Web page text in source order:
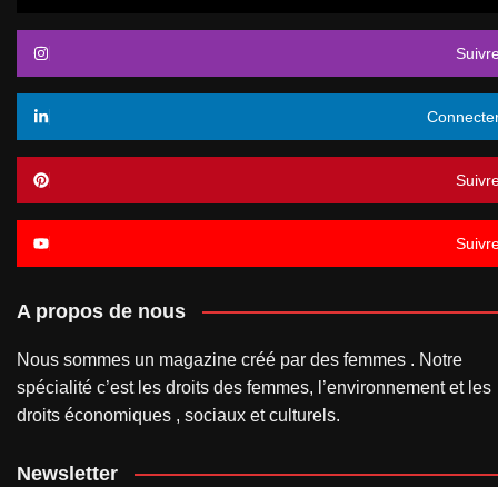
A propos de nous
Nous sommes un magazine créé par des femmes . Notre
spécialité c’est les droits des femmes, l’environnement et les
droits économiques , sociaux et culturels.
Newsletter